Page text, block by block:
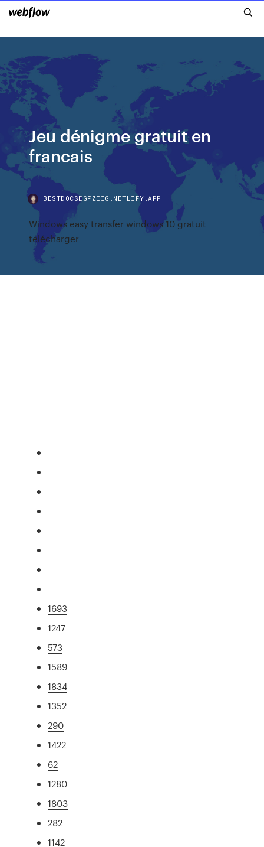
Jeu dénigme gratuit en
francais
BESTDOCSEGFZIIG.NETLIFY.APP
Windows easy transfer windows 10 gratuit
télécharger
1693
1247
573
1589
1834
1352
290
1422
62
1280
1803
282
1142